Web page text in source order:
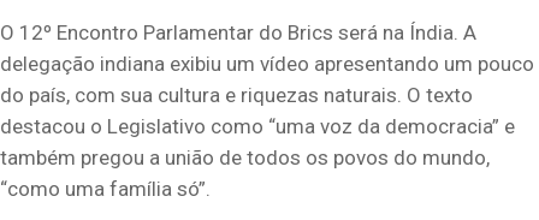
O 12º Encontro Parlamentar do Brics será na Índia. A
delegação indiana exibiu um vídeo apresentando um pouco
do país, com sua cultura e riquezas naturais. O texto
destacou o Legislativo como “uma voz da democracia” e
também pregou a união de todos os povos do mundo,
“como uma família só”.